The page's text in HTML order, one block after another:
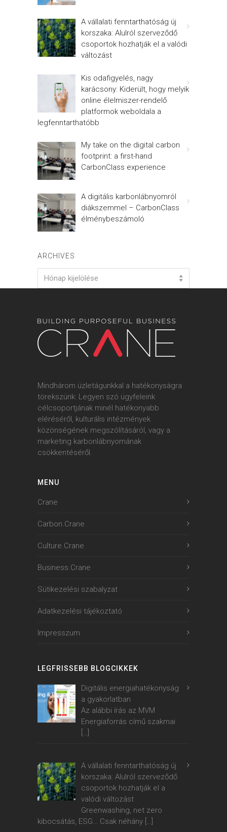
A vállalati fenntarthatóság új
korszaka: Alulról szerveződő
csoportok hozhatják el a valódi
változást
Kis odafigyelés, nagy
karácsony: Kiderült, hogy melyik
online élelmiszer-rendelő
platformok weboldala a
legfenntarthatóbb
My take on the digital carbon
footprint: a first-hand
CarbonClass experience
A digitális karbonlábnyomról
diákszemmel – CarbonClass
élménybeszámoló
ARCHIVES
Hónap kijelölése
Mindhárom üzletágunkkal a hatékonyságra
törekszünk: Legyen szó ügyfeleink
célcsoportjának minél hatékonyabb
eléréséről, kulturális intézmények
közönségének megszólításáról, vagy a
marketing karbonlábnyomának
csökkentéséről.
MENU
Crane
Carbon.Crane
Culture.Crane
Business.Crane
Sütikezelési szabalyzat
Adatkezelési tájékoztató
Impresszum
LEGFRISSEBB BLOGCIKKEK
Digitális energiahatékonyság
a gyakorlatban
Az alábbi írás az MVM
Energiaforrás című szakmai
A vállalati fenntarthatóság új
korszaka: Alulról szerveződő
csoportok hozhatják el a
valódi változást
Greenwashing, net zero
kibocsátás, ESG… Csak néhány […]